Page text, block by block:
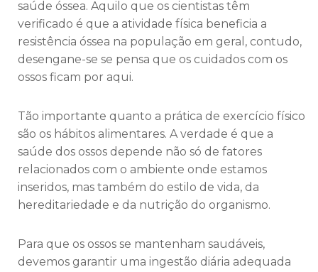
saúde óssea. Aquilo que os cientistas têm
verificado é que a atividade física beneficia a
resistência óssea na população em geral, contudo,
desengane-se se pensa que os cuidados com os
ossos ficam por aqui.
Tão importante quanto a prática de exercício físico
são os hábitos alimentares. A verdade é que a
saúde dos ossos depende não só de fatores
relacionados com o ambiente onde estamos
inseridos, mas também do estilo de vida, da
hereditariedade e da nutrição do organismo.
Para que os ossos se mantenham saudáveis,
devemos garantir uma ingestão diária adequada